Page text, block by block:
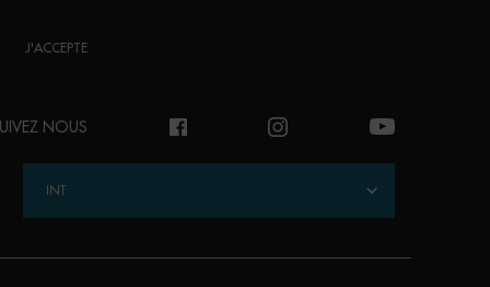
J'ACCEPTE
NOUS
INT